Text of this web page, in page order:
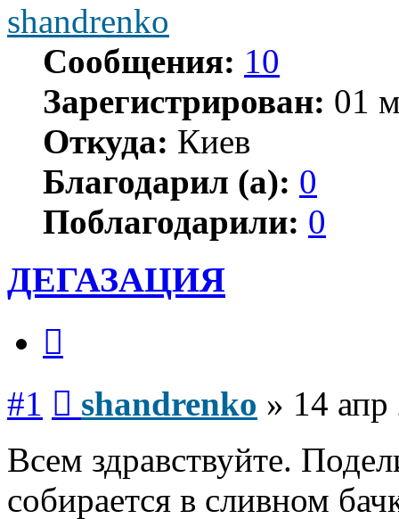
shandrenko
Сообщения: 10
Зарегистрирован: 01
Откуда: Киев
Благодарил (а): 0
Поблагодарили: 0
ДЕГАЗАЦИЯ
#1 shandrenko » 14
Всем здравствуйте.
собирается в сливном